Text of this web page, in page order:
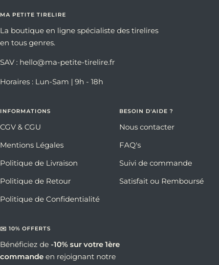
MA PETITE TIRELIRE
La boutique en ligne spécialiste des tirelires
en tous genres.
SAV : hello@ma-petite-tirelire.fr
Horaires : Lun-Sam | 9h - 18h
INFORMATIONS
CGV & CGU
Mentions Légales
Politique de Livraison
Politique de Retour
Politique de Confidentialité
BESOIN D'AIDE ?
Nous contacter
FAQ's
Suivi de commande
Satisfait ou Remboursé
✉️ 10% OFFERTS
Bénéficiez de -10% sur votre 1ère
commande en rejoignant notre